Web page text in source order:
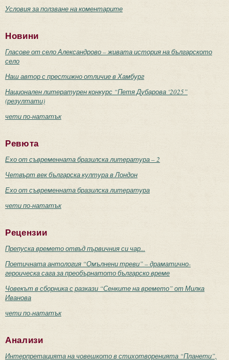
Условия за ползване на коментарите
Новини
Гласове от село Александрово – живата история на българското
село
Наш автор с престижно отличие в Хамбург
Национален литературен конкурс “Петя Дубарова ‘2025”
(резултати)
чети по-нататък
Ревюта
Ехо от съвременната бразилска литература – 2
Четвърт век българска култура в Лондон
Ехо от съвременната бразилска литература
чети по-нататък
Рецензии
Препуска времето отвъд първичния си чар...
Поетичната антология “Омълнени треви” – драматично-
героическа сага за преобърнатото българско време
Човекът в сборника с разкази “Сенките на времето” от Милка
Иванова
чети по-нататък
Анализи
Интерпретацията на човешкото в стихотворенията “Планети”,